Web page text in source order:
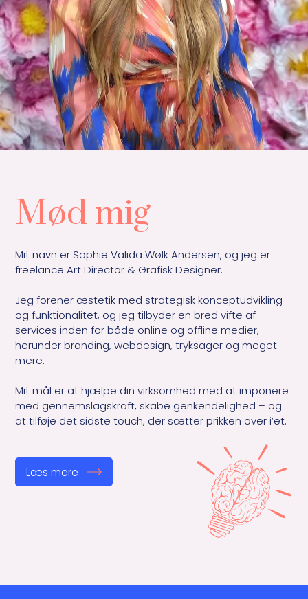
Mød mig
Mit navn er Sophie Valida Wølk Andersen, og jeg er
freelance Art Director & Grafisk Designer.
Jeg forener æstetik med strategisk konceptudvikling
og funktionalitet, og jeg tilbyder en bred vifte af
services inden for både online og offline medier,
herunder branding, webdesign, tryksager og meget
mere.
Mit mål er at hjælpe din virksomhed med at imponere
med gennemslagskraft, skabe genkendelighed – og
at tilføje det sidste touch, der sætter prikken over i’et.
Læs mere